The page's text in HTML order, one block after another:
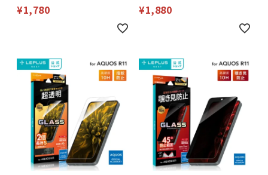
¥1,780 ¥1,880